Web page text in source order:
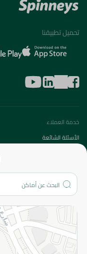
تحميل تطبيقنا
خدمة العملاء
الأسئلة الشائعة
من نحن؟
المزيد
الاسترجاع
سياسة الخصوصية